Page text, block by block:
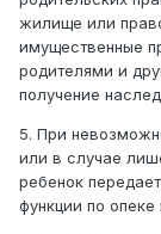
жилище или
имущественные
родителями и
получение
5. При
или в случае
ребенок
функции по опеке